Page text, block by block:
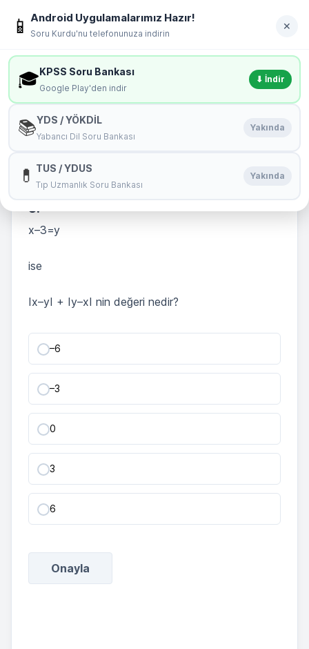
📱 Android Uygulamalarımız Hazır!
Soru Kurdu'nu telefonunuza indirin
✕
🎓KPSS Soru Bankası
Google Play'den indir
⬇ İndir
📚YDS / YÖKDİL
Yabancı Dil Soru Bankası
Yakında
💊 TUS / YDUS
Tıp Uzmanlık Soru Bankası
Yakında
sorukurdu
MENÜ
DGS Deneme Sınavı 1 Matematik 8. Soru
8.
x–3=y
ise
Ix–yI + Iy–xI nin değeri nedir?
–6
–3
0
3
6
Onayla